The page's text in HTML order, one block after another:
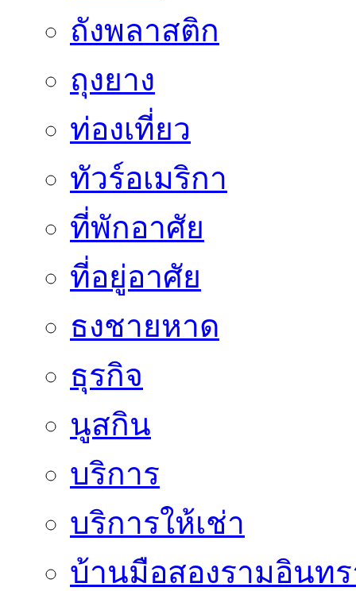
ถังพลาสติก
ถุงยาง
ท่องเที่ยว
ทัวร์อเมริกา
ที่พักอาศัย
ที่อยู่อาศัย
ธงชายหาด
ธุรกิจ
นูสกิน
บริการ
บริการให้เช่า
บ้านมือสองรามอินท